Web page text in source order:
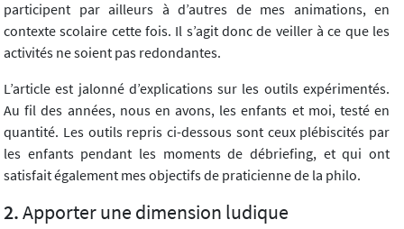
participent par ailleurs à d’autres de mes animations, en
contexte scolaire cette fois. Il s’agit donc de veiller à ce que les
activités ne soient pas redondantes.
L’article est jalonné d’explications sur les outils expérimentés.
Au fil des années, nous en avons, les enfants et moi, testé en
quantité. Les outils repris ci-dessous sont ceux plébiscités par
les enfants pendant les moments de débriefing, et qui ont
satisfait également mes objectifs de praticienne de la philo.
Apporter une dimension ludique